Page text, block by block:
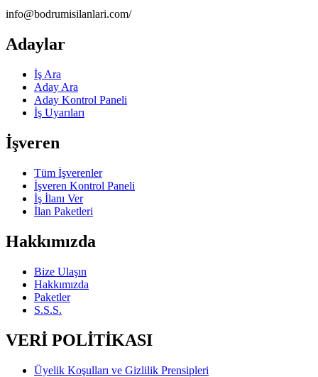
info@bodrumisilanlari.com/
Adaylar
İş Ara
Aday Ara
Aday Kontrol Paneli
İş Uyarıları
İşveren
Tüm İşverenler
İşveren Kontrol Paneli
İş İlanı Ver
İlan Paketleri
Hakkımızda
Bize Ulaşın
Hakkımızda
Paketler
S.S.S.
VERİ POLİTİKASI
Üyelik Koşulları ve Gizlilik Prensipleri